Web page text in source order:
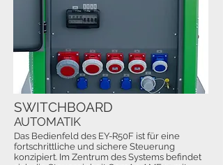
Das Bedienfeld des EY-R50F ist für eine
fortschrittliche und sichere Steuerung
konzipiert. Im Zentrum des Systems befindet
SWITCHBOARD
AUTOMATIK